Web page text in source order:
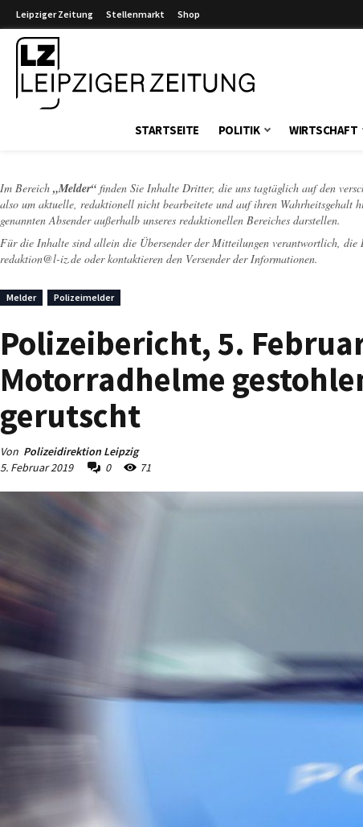
Leipziger Zeitung Stellenmarkt Shop
STARTSEITE POLITIK WIRTSCHAFT
Im Bereich „Melder“ finden Sie Inhalte Dritter, die uns tagtäglich auf den
also um aktuelle, redaktionell nicht bearbeitete und auf ihren
genannten Absender außerhalb unseres redaktionellen Bereiches darstellen.
Für die Inhalte sind allein die Übersender der Mitteilungen verantwortlich, die
redaktion@l-iz.de oder kontaktieren den Versender der Informationen.
Melder Polizeimelder
Polizeibericht, 5.
Motorradhelme
gerutscht
Von Polizeidirektion Leipzig
5. Februar 2019
0 71